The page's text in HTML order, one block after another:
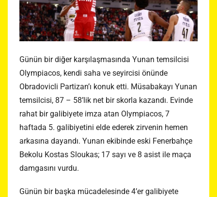
Günün bir diğer karşılaşmasında Yunan temsilcisi
Olympiacos, kendi saha ve seyircisi önünde
Obradovicli Partizan’ı konuk etti. Müsabakayı Yunan
temsilcisi, 87 – 58’lik net bir skorla kazandı. Evinde
rahat bir galibiyete imza atan Olympiacos, 7
haftada 5. galibiyetini elde ederek zirvenin hemen
arkasına dayandı. Yunan ekibinde eski Fenerbahçe
Bekolu Kostas Sloukas; 17 sayı ve 8 asist ile maça
damgasını vurdu.
Günün bir başka mücadelesinde 4’er galibiyete